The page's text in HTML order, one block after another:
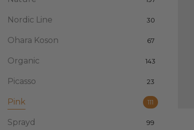
Nordic Line 30
Ohara Koson 67
Organic 143
Picasso 23
Pink 111
Sprayd 99